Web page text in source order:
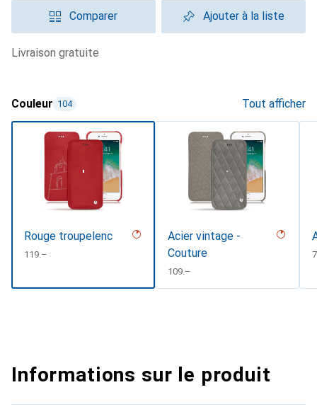
Comparer Ajouter à la liste
livraison gratuite
Couleur 104 Tout afficher
Rouge troupelenc
CHF
119.–
Acier vintage -
Couture
CHF
109.–
Informations sur le produit